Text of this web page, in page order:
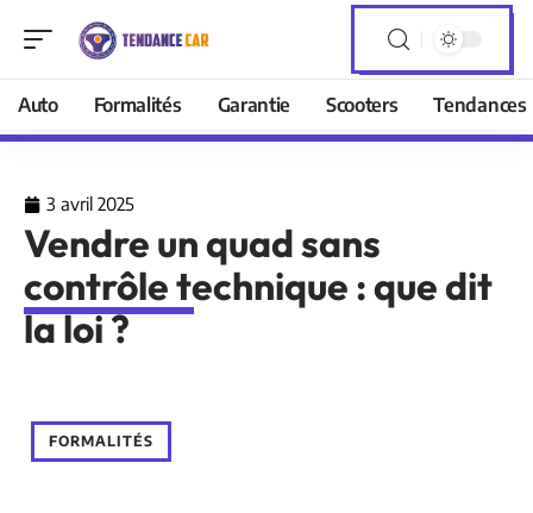
Auto Formalités Garantie Scooters Tendances
3 avril 2025
Vendre un quad sans
contrôle technique : que dit
la loi ?
FORMALITÉS